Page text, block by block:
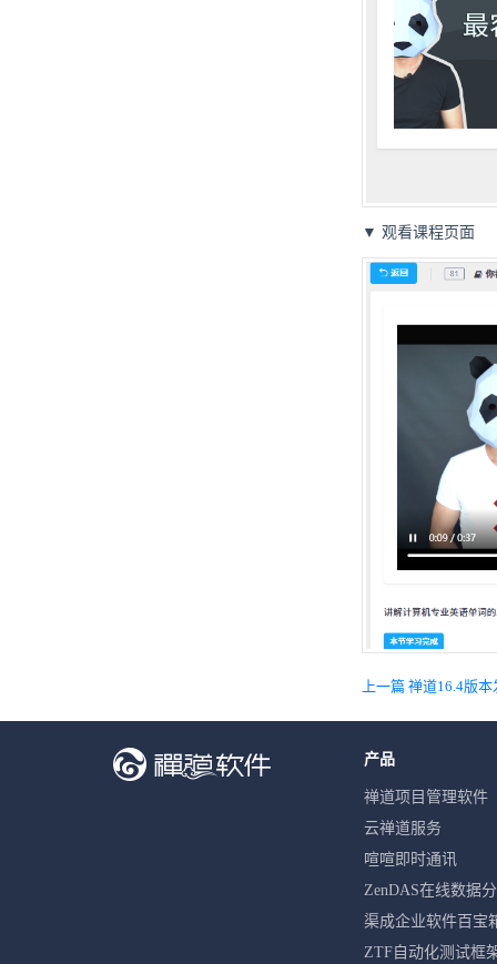
▼ 观看课程页面
上一篇 禅道16.4版
产品
禅道项目管理软件
云禅道服务
喧喧即时通讯
ZenDAS在线数据
渠成企业软件百宝
ZTF自动化测试框